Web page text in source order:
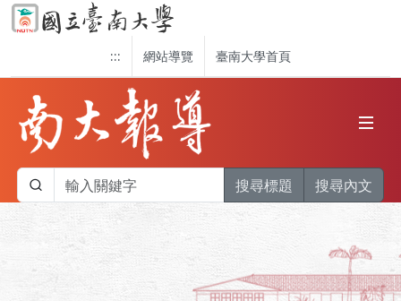
::: 網站導覽 臺南大學首頁
搜尋標題 搜尋內文